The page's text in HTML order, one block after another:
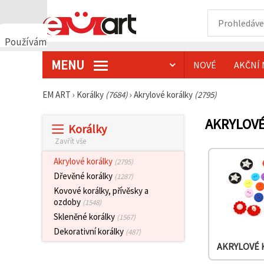
Používáme
MENU NOVÉ AKČNÍ
EM ART › Korálky (7684)› Akrylové korálky (2795)
Korálky
Zavřít vše
Akrylové korálky (2795)
Dřevěné korálky (1287)
Kovové korálky, přívěsky a
ozdoby (1548)
Skleněné korálky (1567)
Dekorativní korálky (487)
AKRYLOVÉ